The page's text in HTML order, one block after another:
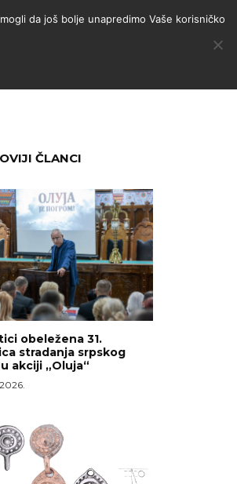
ČLANCI
obeležena 31.
stradanja srpskog
akciji „Oluja“
da još bolje unapredimo Vaše korisničko